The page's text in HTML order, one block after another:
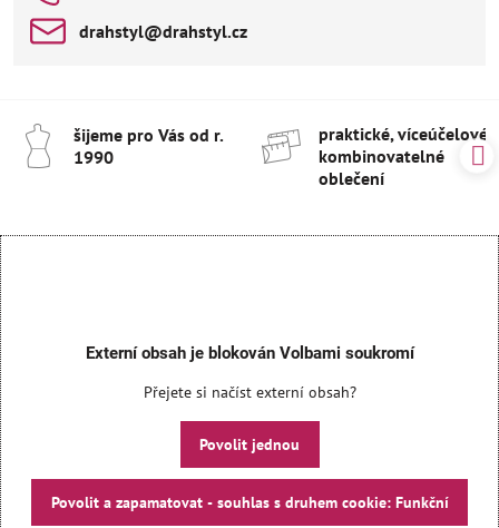
drahstyl​@drahstyl​.cz
šijeme pro Vás od r​.
1990
praktické, víceúčelové
kombinovatelné
oblečení
Externí obsah je blokován Volbami soukromí
Přejete si načíst externí obsah?
Povolit jednou
Povolit a zapamatovat - souhlas s druhem cookie: Funkční